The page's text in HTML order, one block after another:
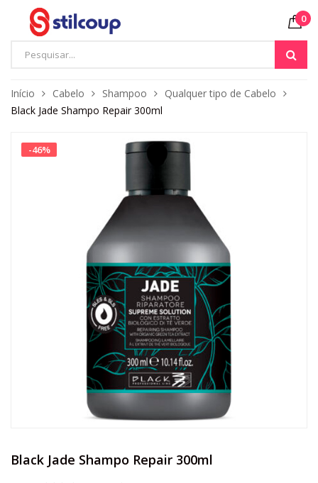
0
Início Cabelo Shampoo
Qualquer tipo de Cabelo
Black Jade Shampo Repair 300ml
-46%
Black Jade Shampo Repair 300ml